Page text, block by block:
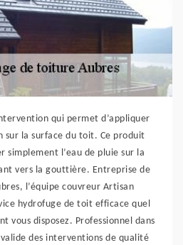
qui permet d’appliquer
sur la surface du toit. Ce produit
simplement l’eau de pluie sur la
vers la gouttière. Entreprise de
l’équipe couvreur Artisan
hydrofuge de toit efficace quel
vous disposez. Professionnel dans
des interventions de qualité